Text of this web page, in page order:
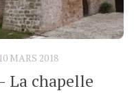
10 MARS 2018
La chapelle